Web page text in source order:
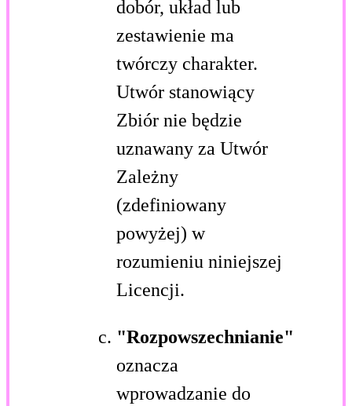
dobór, układ lub
zestawienie ma
twórczy charakter.
Utwór stanowiący
Zbiór nie będzie
uznawany za Utwór
Zależny
(zdefiniowany
powyżej) w
rozumieniu niniejszej
Licencji.
"Rozpowszechnianie"
oznacza
wprowadzanie do